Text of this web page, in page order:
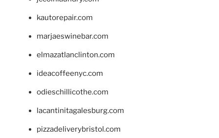
kautorepair.com
marjaeswinebar.com
elmazatlanclinton.com
ideacoffeenyc.com
odieschillicothe.com
lacantinitagalesburg.com
pizzadeliverybristol.com